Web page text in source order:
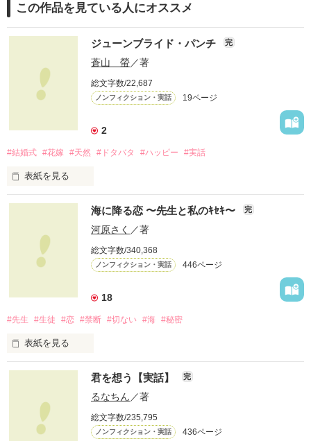
この作品を見ている人にオススメ
ジューンブライド・パンチ 完
蒼山 螢／著
総文字数/22,687
ノンフィクション・実話 19ページ
2
#結婚式 #花嫁 #天然 #ドタバタ #ハッピー #実話
表紙を見る
２０１２年６月２４日。晴れ。
わたし達は、結婚式を挙げました。
新郎カズミ　×　新婦おなつ
海に降る恋 〜先生と私のｷｾｷ〜 完
河原さく ／著
総文字数/340,368
ノンフィクション・実話 446ページ
18
#先生 #生徒 #恋 #禁断 #切ない #海 #秘密
表紙を見る
実体験を基にした、
他とはちょっと違う
先生との禁断の恋物語。
心から愛した人が、
手の届かない人だとしたら
君を想う【実話】 完
るなちん ／著
総文字数/235,795
ノンフィクション・実話 436ページ